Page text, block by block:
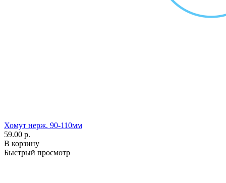
Хомут нерж. 90-110мм
59.00 р.
В корзину
Быстрый просмотр